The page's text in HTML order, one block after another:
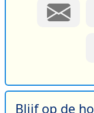
Blijf op de